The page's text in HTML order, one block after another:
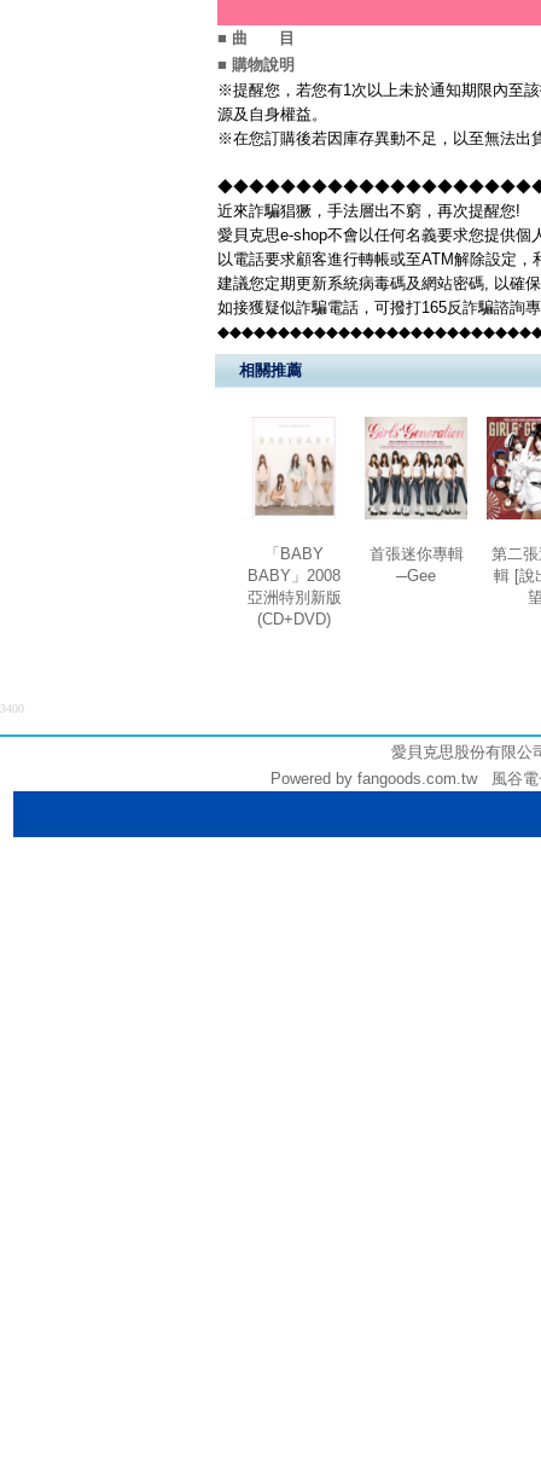
■ 曲 目
■ 購物說明
※提醒您，若您有1次以上未於通知期限內至
源及自身權益。
※在您訂購後若因庫存異動不足，以至無法出
◆◆◆◆◆◆◆◆◆◆◆◆◆◆◆◆◆◆◆◆◆◆◆◆
近來詐騙猖獗，手法層出不窮，再次提醒您!
愛貝克思e-shop不會以任何名義要求您提供個
以電話要求顧客進行轉帳或至ATM解除設定
建議您定期更新系統病毒碼及網站密碼, 以確
如接獲疑似詐騙電話，可撥打165反詐騙諮詢
相關推薦
「BABY
BABY」2008
亞洲特別新版
(CD+DVD)
首張迷你專輯
─Gee
第二
輯 [說
3400
愛貝克思股份有限
Powered by fangoods.com.tw 風谷電子商